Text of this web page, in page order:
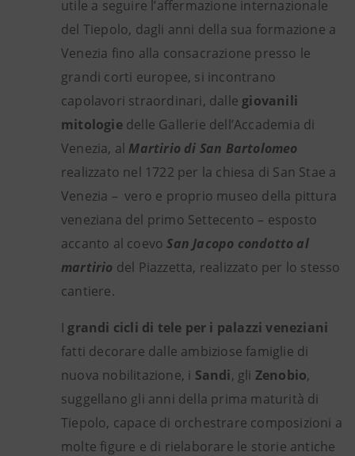
utile a seguire l’affermazione internazionale
del Tiepolo, dagli anni della sua formazione a
Venezia fino alla consacrazione presso le
grandi corti europee, si incontrano
capolavori straordinari, dalle giovanili
mitologie delle Gallerie dell’Accademia di
Venezia, al Martirio di San Bartolomeo
realizzato nel 1722 per la chiesa di San Stae a
Venezia – vero e proprio museo della pittura
veneziana del primo Settecento – esposto
accanto al coevoSan Jacopo condotto al
martirio del Piazzetta, realizzato per lo stesso
cantiere.
I grandi cicli di tele per i palazzi veneziani
fatti decorare dalle ambiziose famiglie di
nuova nobilitazione, i Sandi, gli Zenobio,
suggellano gli anni della prima maturità di
Tiepolo, capace di orchestrare composizioni a
molte figure e di rielaborare le storie antiche